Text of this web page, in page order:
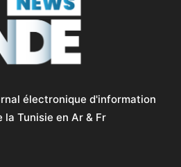
électronique d'information
Tunisie en Ar & Fr